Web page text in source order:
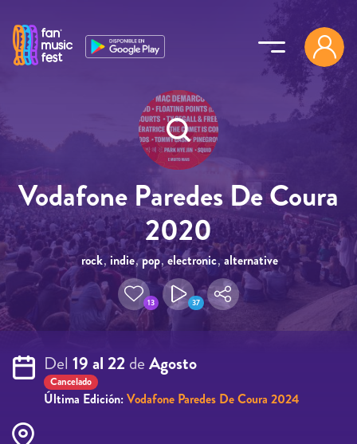
Vodafone Paredes De Coura
2020
rock, indie,pop, electronic, alternative
13 37
Del 19 al 22 deAgosto
Cancelado
Última Edición:Vodafone Paredes De Coura 2024